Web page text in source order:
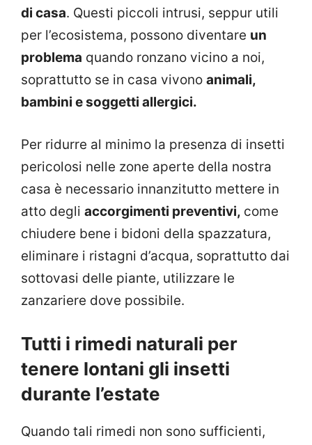
di casa. Questi piccoli intrusi, seppur utili
per l’ecosistema, possono diventare un
problema quando ronzano vicino a noi,
soprattutto se in casa vivono animali,
bambini e soggetti allergici.
Per ridurre al minimo la presenza di insetti
pericolosi nelle zone aperte della nostra
casa è necessario innanzitutto mettere in
atto degli accorgimenti preventivi, come
chiudere bene i bidoni della spazzatura,
eliminare i ristagni d’acqua, soprattutto dai
sottovasi delle piante, utilizzare le
zanzariere dove possibile.
Tutti i rimedi naturali per
tenere lontani gli insetti
durante l’estate
Quando tali rimedi non sono sufficienti,